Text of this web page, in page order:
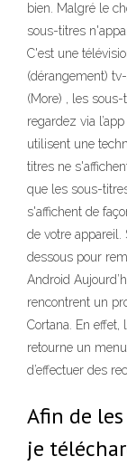
bien. Malgré le
sous-titres
C'est une
(dérangement)
(More) , les
regardez via
utilisent une
titres ne
que les sous-
s'affichent de
de votre appareil.
dessous pour
Android
rencontrent un
Cortana. En
retourne un
d’effectuer des
Afin de
je